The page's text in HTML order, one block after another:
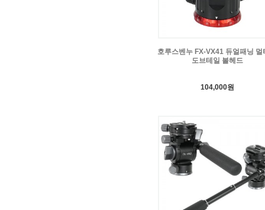
호루스벤누 FX-VX41 듀얼패닝 멀
도브테일 볼헤드
104,000원